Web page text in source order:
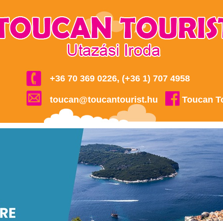
+36 70 369 0226, (+36 1) 707 4958
toucan@toucantourist.hu Toucan